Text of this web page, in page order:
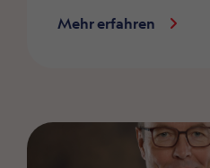
Mehr erfahren